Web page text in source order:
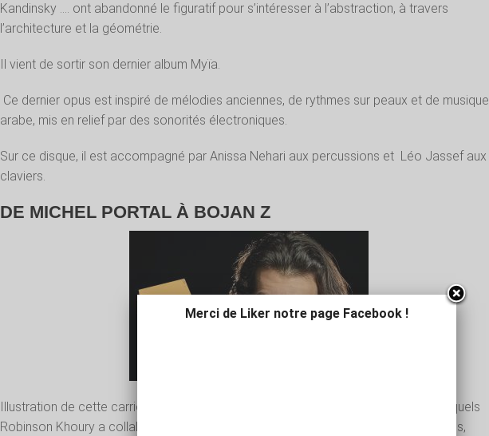
Kandinsky …. ont abandonné le figuratif pour s’intéresser à l’abstraction, à travers
l’architecture et la géométrie.
Il vient de sortir son dernier album Myïa.
Ce dernier opus est inspiré de mélodies anciennes, de rythmes sur peaux et de musique
arabe, mis en relief par des sonorités électroniques.
Sur ce disque, il est accompagné par Anissa Nehari aux percussions et Léo Jassef aux
claviers.
DE MICHEL PORTAL À BOJAN Z
Illustration de cette carrière météorique, la liste des musiciens de renom avec lesquels
Robinson Khoury a collaboré, parmi lesquels figurent les plus grands :
Quincy Jones,
Merci de Liker notre page Facebook !